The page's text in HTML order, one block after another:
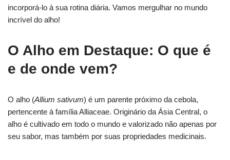
incorporá-lo à sua rotina diária. Vamos mergulhar no mundo
incrível do alho!
O Alho em Destaque: O que é
e de onde vem?
O alho (Allium sativum) é um parente próximo da cebola,
pertencente à família Alliaceae. Originário da Ásia Central, o
alho é cultivado em todo o mundo e valorizado não apenas por
seu sabor, mas também por suas propriedades medicinais.